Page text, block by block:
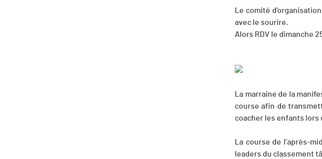
Le comité
avec le sourire.
Alors RDV le dimanche
La marraine de la
course afin de
coacher les enfants lors
La course de l’après-
leaders du classement